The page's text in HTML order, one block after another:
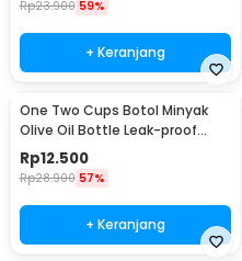
Rp23.900 59%
+ Keranjang
One Two Cups Botol Minyak
Olive Oil Bottle Leak-proof
300ml - CW199
Rp12.500
Rp28.900 57%
+ Keranjang